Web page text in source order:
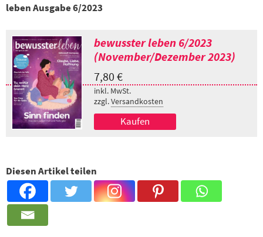
leben Ausgabe 6/2023
bewusster leben 6/2023
(November/Dezember 2023)
7,80 €
inkl. MwSt.
zzgl.Versandkosten
Kaufen
Diesen Artikel teilen